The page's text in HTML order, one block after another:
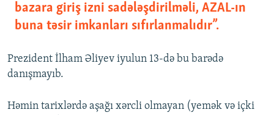
bazara giriş izni sadələşdirilməli, AZAL-ın
buna təsir imkanları sıfırlanmalıdır”.
Prezident İlham Əliyev iyulun 13-də bu barədə
danışmayıb.
Həmin tarixlərdə aşağı xərcli olmayan (yemək və içki